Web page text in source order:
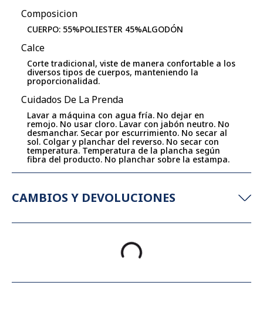
Composicion
CUERPO: 55%POLIESTER 45%ALGODÓN
Calce
Corte tradicional, viste de manera confortable a los
diversos tipos de cuerpos, manteniendo la
proporcionalidad.
Cuidados De La Prenda
Lavar a máquina con agua fría. No dejar en
remojo. No usar cloro. Lavar con jabón neutro. No
desmanchar. Secar por escurrimiento. No secar al
sol. Colgar y planchar del reverso. No secar con
temperatura. Temperatura de la plancha según
fibra del producto. No planchar sobre la estampa.
CAMBIOS Y DEVOLUCIONES